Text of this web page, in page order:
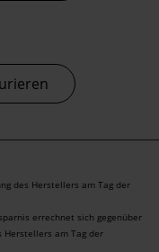
des Herstellers am Tag der
errechnet sich gegenüber
Herstellers am Tag der